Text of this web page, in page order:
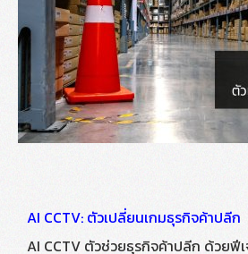
AI CCTV: ตัวเปลี่ยนเกมธุรกิจค้าปลีก
AI CCTV ตัวช่วยธุรกิจค้าปลีก ด้วยฟีเ